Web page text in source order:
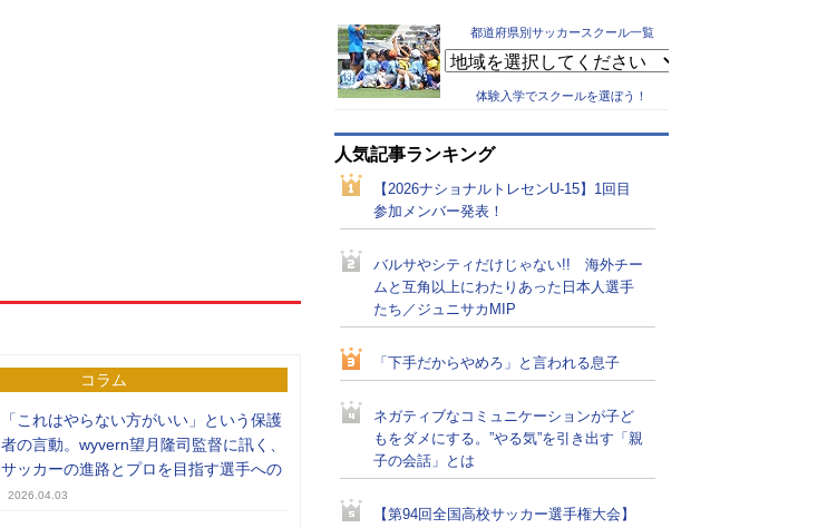
コラム
「これはやらない方がいい」という保護
者の言動。wyvern望月隆司監督に訊く、
サッカーの進路とプロを目指す選手への
2026.04.03
都道府県別サッカースクール一覧
体験入学でスクールを選ぼう！
人気記事ランキング
【2026ナショナルトレセンU-15】1回目
参加メンバー発表！
バルサやシティだけじゃない!! 海外チー
ムと互角以上にわたりあった日本人選手
たち／ジュニサカMIP
「下手だからやめろ」と言われる息子
ネガティブなコミュニケーションが子ど
もをダメにする。”やる気”を引き出す「親
子の会話」とは
【第94回全国高校サッカー選手権大会】